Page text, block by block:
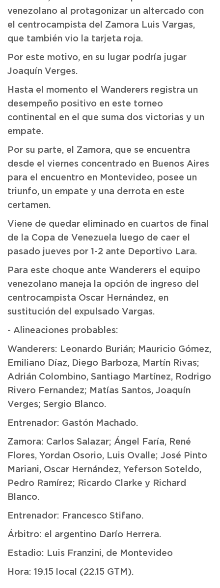
venezolano al protagonizar un altercado con
el centrocampista del Zamora Luis Vargas,
que también vio la tarjeta roja.
Por este motivo, en su lugar podría jugar
Joaquín Verges.
Hasta el momento el Wanderers registra un
desempeño positivo en este torneo
continental en el que suma dos victorias y un
empate.
Por su parte, el Zamora, que se encuentra
desde el viernes concentrado en Buenos Aires
para el encuentro en Montevideo, posee un
triunfo, un empate y una derrota en este
certamen.
Viene de quedar eliminado en cuartos de final
de la Copa de Venezuela luego de caer el
pasado jueves por 1-2 ante Deportivo Lara.
Para este choque ante Wanderers el equipo
venezolano maneja la opción de ingreso del
centrocampista Oscar Hernández, en
sustitución del expulsado Vargas.
- Alineaciones probables:
Wanderers: Leonardo Burián; Mauricio Gómez,
Emiliano Díaz, Diego Barboza, Martín Rivas;
Adrián Colombino, Santiago Martínez, Rodrigo
Rivero Fernandez; Matías Santos, Joaquín
Verges; Sergio Blanco.
Entrenador: Gastón Machado.
Zamora: Carlos Salazar; Ángel Faría, René
Flores, Yordan Osorio, Luis Ovalle; José Pinto
Mariani, Oscar Hernández, Yeferson Soteldo,
Pedro Ramírez; Ricardo Clarke y Richard
Blanco.
Entrenador: Francesco Stifano.
Árbitro: el argentino Darío Herrera.
Estadio: Luis Franzini, de Montevideo
Hora: 19.15 local (22.15 GTM).